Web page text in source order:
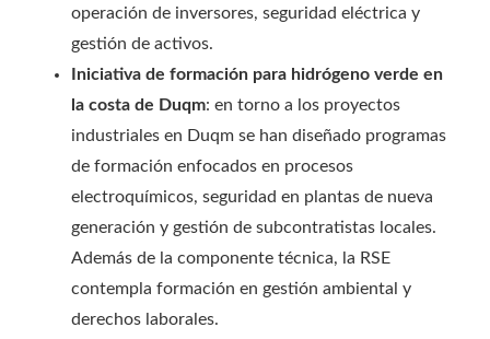
operación de inversores, seguridad eléctrica y
gestión de activos.
Iniciativa de formación para hidrógeno verde en
la costa de Duqm: en torno a los proyectos
industriales en Duqm se han diseñado programas
de formación enfocados en procesos
electroquímicos, seguridad en plantas de nueva
generación y gestión de subcontratistas locales.
Además de la componente técnica, la RSE
contempla formación en gestión ambiental y
derechos laborales.